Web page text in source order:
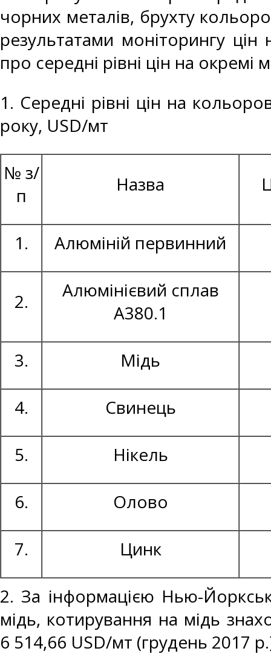
чорних металів, брухту
результатами моніторингу
про середні рівні цін на окремі
1. Середні рівні цін на
року, USD/мт
№ з/
п
Назва
1. Алюміній первинний
2.
Алюмінієвий сплав
А380.1
3. Мідь
4. Свинець
5. Нікель
6. Олово
7. Цинк
2. За інформацією Нью-
мідь, котирування на мідь
6 514,66 USD/мт (грудень 2017